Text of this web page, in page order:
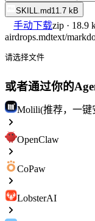
SKILL.md11.7 kB
手动下载zip · 18.9
airdrops.mdtext/
请选择文件
或者通过你的
Molili(推荐，一键
OpenClaw
CoPaw
LobsterAI